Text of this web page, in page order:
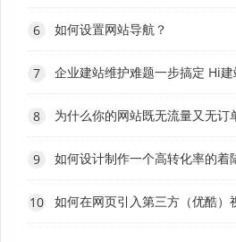
6 如何设置网站导航？
7 企业建站维护难题一步搞定 Hi建
8 为什么你的网站既无流量又无订单？
9 如何设计制作一个高转化率的着陆
10 如何在网页引入第三方（优酷）